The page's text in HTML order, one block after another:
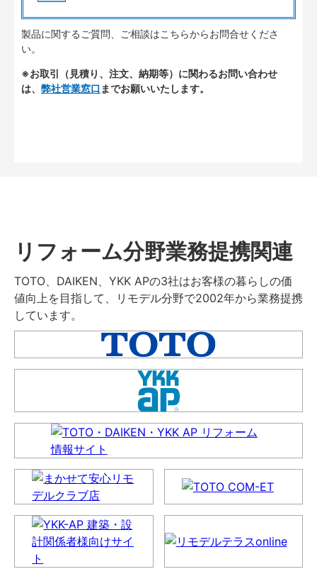
製品に関するご質問、ご相談はこちらからお問合せくださ
い。
※お取引（見積り、注文、納期等）に関わるお問い合わせ
は、 弊社営業窓口 までお願いいたします。
リフォーム分野業務提携関連
TOTO、DAIKEN、YKK APの3社はお客様の暮らしの価
値向上を目指して、リモデル分野で2002年から業務提携
しています。